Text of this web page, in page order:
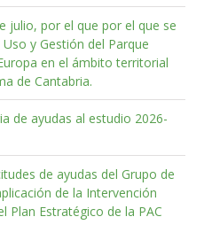
julio, por el que por el que se
y Gestión del Parque
en el ámbito territorial
de Cantabria.
de ayudas al estudio 2026-
de ayudas del Grupo de
de la Intervención
Plan Estratégico de la PAC